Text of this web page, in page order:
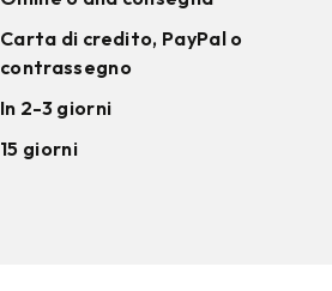
Carta di credito, PayPal o
contrassegno
In 2-3 giorni
15 giorni